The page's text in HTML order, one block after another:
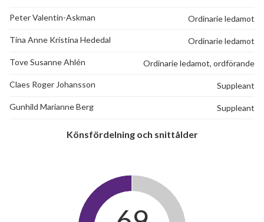
17
lägenheter
Peter Valentin-Askman Ordinarie ledamot
Tina Anne Kristina Hededal Ordinarie ledamot
Tove Susanne Ahlén Ordinarie ledamot, ordförande
Claes Roger Johansson Suppleant
Gunhild Marianne Berg Suppleant
Könsfördelning och snittålder